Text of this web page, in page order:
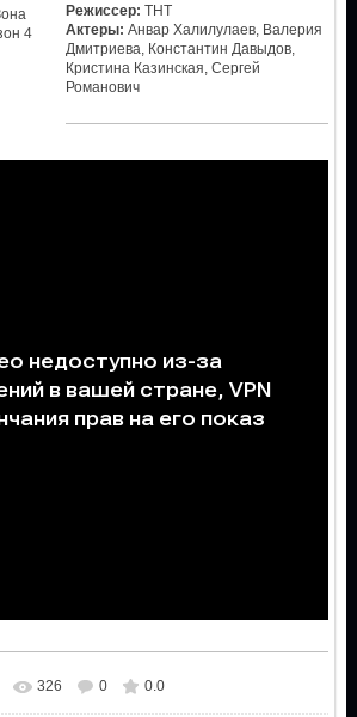
Режиссер: ТНТ
Актеры: Анвар Халилулаев, Валерия
Дмитриева, Константин Давыдов,
Кристина Казинская, Сергей
Романович
326 0 0.0